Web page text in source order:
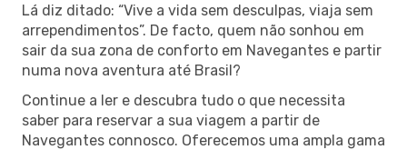
Lá diz ditado: “Vive a vida sem desculpas, viaja sem
arrependimentos”. De facto, quem não sonhou em
sair da sua zona de conforto em Navegantes e partir
numa nova aventura até Brasil?
Continue a ler e descubra tudo o que necessita
saber para reservar a sua viagem a partir de
Navegantes connosco. Oferecemos uma ampla gama